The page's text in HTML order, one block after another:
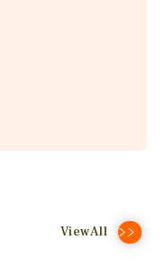
ViewAll